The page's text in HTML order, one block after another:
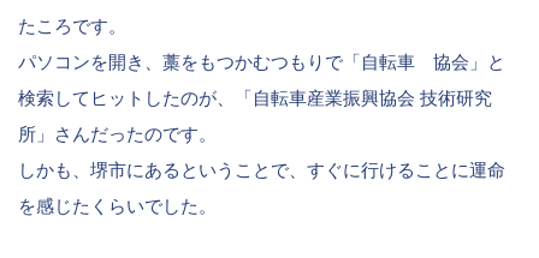
たころです。
パソコンを開き、藁をもつかむつもりで「自転車 協会」と
検索してヒットしたのが、「自転車産業振興協会 技術研究
所」さんだったのです。
しかも、堺市にあるということで、すぐに行けることに運命
を感じたくらいでした。